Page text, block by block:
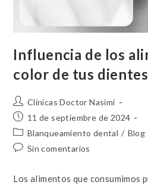
Influencia de los
color de tus dientes
Clínicas Doctor Nasimi
11 de septiembre de 2024
Blanqueamiento dental / Blog
Sin comentarios
Los alimentos que consumimos